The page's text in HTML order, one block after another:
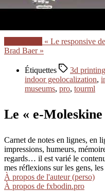
C’est autours de la
« Le responsive
Brad Baer »
Étiquettes 3d printing
indoor geolocalization,
museums, pro, tourml
Le « e-
Carnet de notes en lignes, en
impressions, humeurs,
regards… il est varié le
mes réflexions sur les gens,
À propos de l'auteur (perso)
À propos de fxbodin.pro